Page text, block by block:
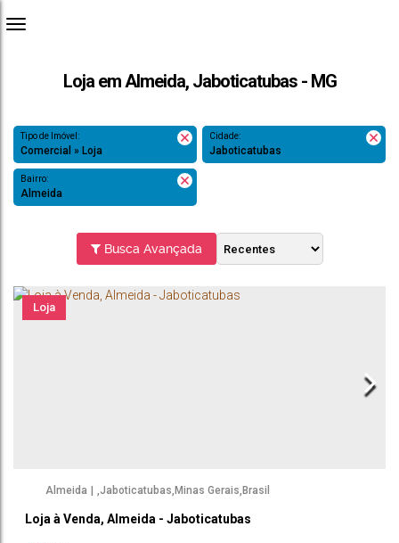
Loja em Almeida, Jaboticatubas - MG
Tipo de Imóvel:
Comercial » Loja
Cidade:
Jaboticatubas
Bairro:
Almeida
Busca Avançada
Loja
Loja à Venda, Almeida - Jaboticatubas
Almeida Jaboticatubas Minas Gerais Brasil